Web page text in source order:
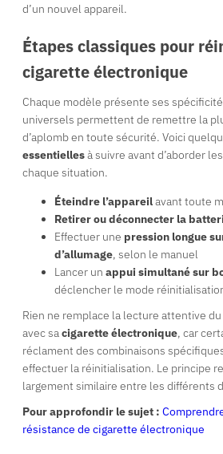
d’un nouvel appareil.
Étapes classiques pour
cigarette électronique
Chaque modèle présente ses
universels permettent de remettre la
d’aplomb en toute sécurité. Voici
essentiellesà suivre avant d’aborder
chaque situation.
Éteindre l’appareilavant toute
Retirer ou déconnecter la
Effectuer une pression longue
d’allumage, selon le manuel
Lancer un appui simultané sur
déclencher le mode
Rien ne remplace la lecture attentive
avec sacigarette électronique, car
réclament des combinaisons
effectuer la réinitialisation. Le principe
largement similaire entre les différents
Pour approfondir le sujet :
résistance de cigarette électronique